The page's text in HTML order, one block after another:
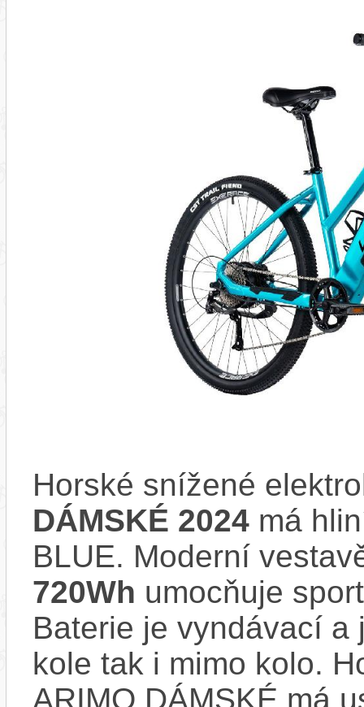
Horské snížené
DÁMSKÉ 2024 má
BLUE. Moderní
720Wh umocňuje
Baterie je vyndávací
kole tak i mimo kolo.
ARIMO DÁMSKÉ má